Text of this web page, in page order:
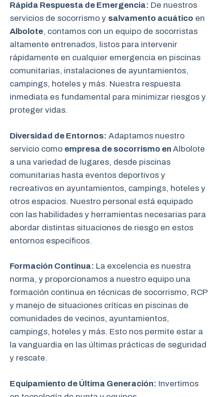
Rápida Respuesta de Emergencia: De nuestros
servicios de socorrismo y salvamento acuático en
Albolote, contamos con un equipo de socorristas
altamente entrenados, listos para intervenir
rápidamente en cualquier emergencia en piscinas
comunitarias, instalaciones de ayuntamientos,
campings, hoteles y más. Nuestra respuesta
inmediata es fundamental para minimizar riesgos y
proteger vidas.
Diversidad de Entornos: Adaptamos nuestro
servicio como empresa de socorrismo en Albolote
a una variedad de lugares, desde piscinas
comunitarias hasta eventos deportivos y
recreativos en ayuntamientos, campings, hoteles y
otros espacios. Nuestro personal está equipado
con las habilidades y herramientas necesarias para
abordar distintas situaciones de riesgo en estos
entornos específicos.
Formación Continua: La excelencia es nuestra
norma, y proporcionamos a nuestro equipo una
formación continua en técnicas de socorrismo, RCP
y manejo de situaciones críticas en piscinas de
comunidades de vecinos, ayuntamientos,
campings, hoteles y más. Esto nos permite estar a
la vanguardia en las últimas prácticas de seguridad
y rescate.
Equipamiento de Última Generación: Invertimos